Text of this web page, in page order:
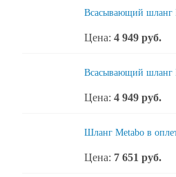
Всасывающий шланг
Цена: 4 949 руб.
Всасывающий шланг
Цена: 4 949 руб.
Шланг Metabo в
Цена: 7 651 руб.